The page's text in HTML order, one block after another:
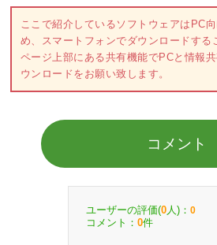
ここで紹介しているソフトウェアはPC
め、スマートフォンでダウンロードする
ページ上部にある共有機能でPCと情報
ウンロードをお願い致します。
コメント
ユーザーの評価(0 人)： 0
コメント： 0件